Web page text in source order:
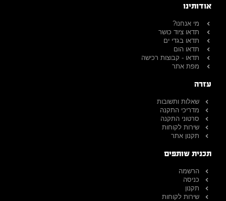
אודותינו
מי אנחנו?
תדאו ציוד כושר
תדאו בגדי ים
תדאו הום
תדאו - קבוצות רכישה
מפת אתר
עזרה
שאלות ותשובות
מדריכי התקנה
סרטוני התקנה
שירות לקוחות
תקנון אתר
תכנית שותפים
הרשמה
כניסה
תקנון
שירות לקוחות